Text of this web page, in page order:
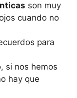
son muy
cuando no
para
si nos hemos
hay que